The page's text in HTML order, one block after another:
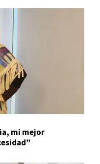
mi mejor